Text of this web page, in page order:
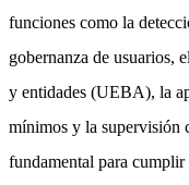
funciones como la
gobernanza de usuarios,
y entidades (UEBA), la
mínimos y la supervisión
fundamental para